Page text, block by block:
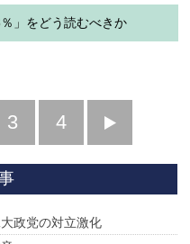
」をどう読むべきか
3 4
へ
政党の対立激化